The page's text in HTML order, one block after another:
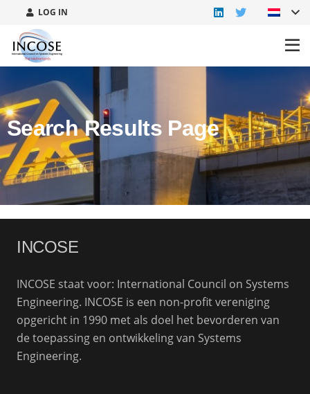
LOG IN
Search Results Page
INCOSE
INCOSE staat voor: International Council on Systems
Engineering. INCOSE is een non-profit vereniging
opgericht in 1990 met als doel het bevorderen van
de toepassing en ontwikkeling van Systems
Engineering.